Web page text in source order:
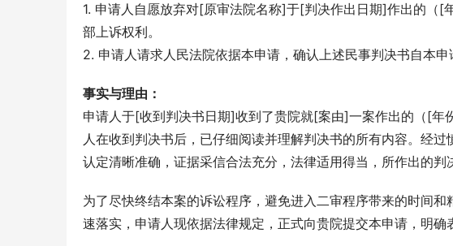
1. 申请人自愿放弃对[原审法院名称]于[判决作出日期]作出的（
部上诉权利。
2. 申请人请求人民法院依据本申请，确认上述民事判决书自本申
事实与理由：
申请人于[收到判决书日期]收到了贵院就[案由]一案作出的（[
人在收到判决书后，已仔细阅读并理解判决书的所有内容。经
认定清晰准确，证据采信合法充分，法律适用得当，所作出的判
为了尽快终结本案的诉讼程序，避免进入二审程序带来的时间
速落实，申请人现依据法律规定，正式向贵院提交本申请，明